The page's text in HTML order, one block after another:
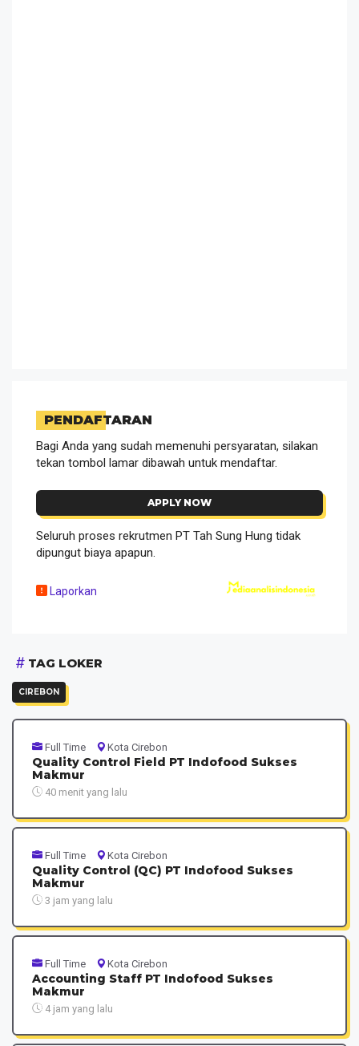
PENDAFTARAN
Bagi Anda yang sudah memenuhi persyaratan, silakan
tekan tombol lamar dibawah untuk mendaftar.
APPLY NOW
Seluruh proses rekrutmen PT Tah Sung Hung tidak
dipungut biaya apapun.
Laporkan
TAG LOKER
CIREBON
Full Time Kota Cirebon
Quality Control Field PT Indofood Sukses
Makmur
40 menit yang lalu
Full Time Kota Cirebon
Quality Control (QC) PT Indofood Sukses
Makmur
3 jam yang lalu
Full Time Kota Cirebon
Accounting Staff PT Indofood Sukses
Makmur
4 jam yang lalu